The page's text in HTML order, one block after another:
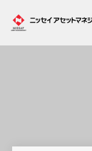
ファンド検索